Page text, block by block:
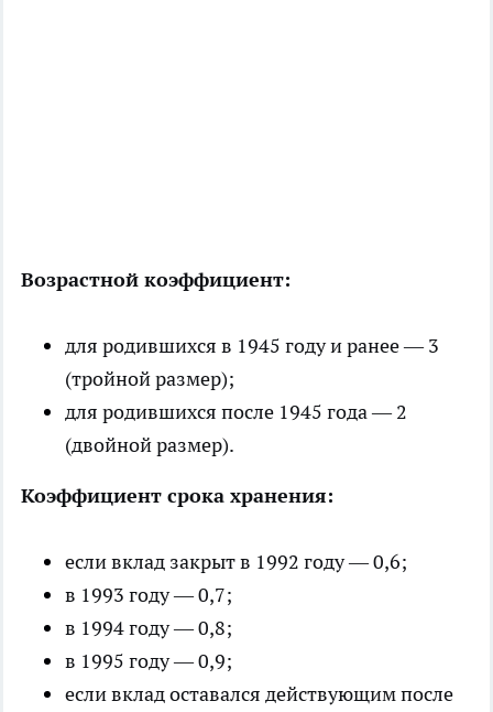
Возрастной коэффициент:
для родившихся в 1945 году и ранее — 3
(тройной размер);
для родившихся после 1945 года — 2
(двойной размер).
Коэффициент срока хранения:
если вклад закрыт в 1992 году — 0,6;
в 1993 году — 0,7;
в 1994 году — 0,8;
в 1995 году — 0,9;
если вклад оставался действующим после